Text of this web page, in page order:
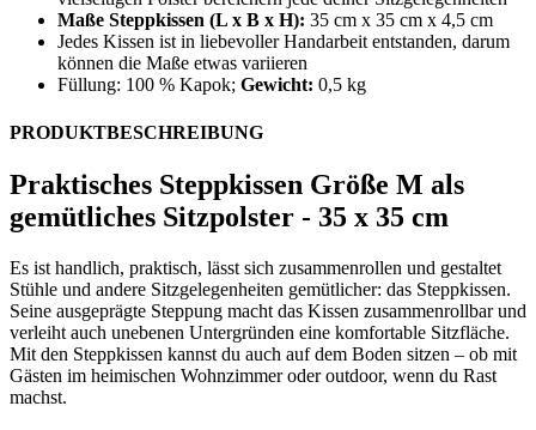
Maße Steppkissen (L x B x H): 35 cm x 35 cm x 4,5 cm
Jedes Kissen ist in liebevoller Handarbeit entstanden, darum
können die Maße etwas variieren
Füllung: 100 % Kapok; Gewicht: 0,5 kg
PRODUKTBESCHREIBUNG
Praktisches Steppkissen Größe M als
gemütliches Sitzpolster - 35 x 35 cm
Es ist handlich, praktisch, lässt sich zusammenrollen und gestaltet
Stühle und andere Sitzgelegenheiten gemütlicher: das Steppkissen.
Seine ausgeprägte Steppung macht das Kissen zusammenrollbar und
verleiht auch unebenen Untergründen eine komfortable Sitzfläche.
Mit den Steppkissen kannst du auch auf dem Boden sitzen – ob mit
Gästen im heimischen Wohnzimmer oder outdoor, wenn du Rast
machst.